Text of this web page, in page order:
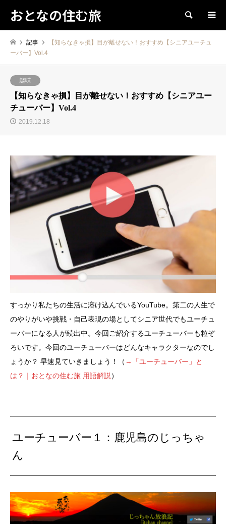
おとなの住む旅 検索
記事
【知らなきゃ損】目が離せない！おすすめ【シニアユーチュ
ーバー】Vol.4
趣味
【知らなきゃ損】目が離せない！おすすめ【シニアユー
チューバー】Vol.4
2019.12.18
すっかり私たちの生活に溶け込んでいるYouTube。第二の人生で
のやりがいや挑戦・自己表現の場としてシニア世代でもユーチュ
ーバーになる人が続出中。今回ご紹介するユーチューバーも粒ぞ
ろいです。今回のユーチューバーはどんなキャラクターなのでし
ょうか？ 早速見ていきましょう！（ →「ユーチューバー」と
は？｜おとなの住む旅 用語解説 ）
ユーチューバー１：鹿児島のじっちゃ
ん